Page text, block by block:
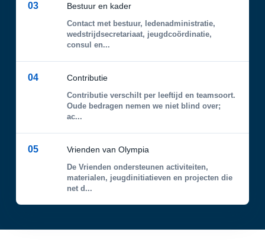
03 Bestuur en kader
Contact met bestuur, ledenadministratie,
wedstrijdsecretariaat, jeugdcoördinatie,
consul en...
04 Contributie
Contributie verschilt per leeftijd en teamsoort.
Oude bedragen nemen we niet blind over;
ac...
05 Vrienden van Olympia
De Vrienden ondersteunen activiteiten,
materialen, jeugdinitiatieven en projecten die
net d...